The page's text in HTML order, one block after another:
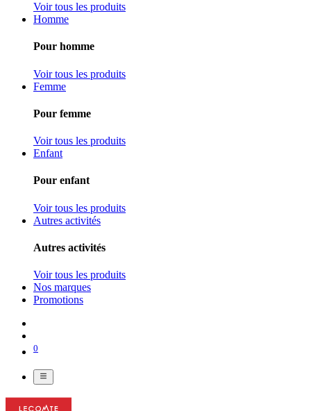
Voir tous les produits
Homme
Pour homme
Voir tous les produits
Femme
Pour femme
Voir tous les produits
Enfant
Pour enfant
Voir tous les produits
Autres activités
Autres activités
Voir tous les produits
Nos marques
Promotions
0